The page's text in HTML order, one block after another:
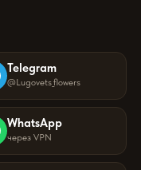
Telegram
@Lugovets_flowers
WhatsApp
через VPN